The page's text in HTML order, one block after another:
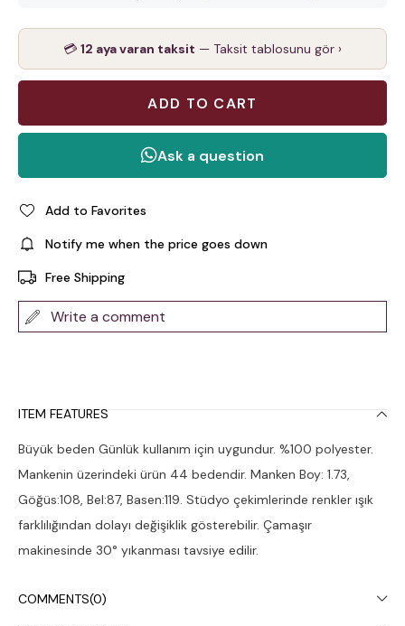
💳 12 aya varan taksit — Taksit tablosunu gör ›
Add to Favorites
Notify me when the price goes down
Free Shipping
Write a comment
ITEM FEATURES
Büyük beden Günlük kullanım için uygundur. %100 polyester.
Mankenin üzerindeki ürün 44 bedendir. Manken Boy: 1.73,
Göğüs:108, Bel:87, Basen:119. Stüdyo çekimlerinde renkler ışık
farklılığından dolayı değişiklik gösterebilir. Çamaşır
makinesinde 30° yıkanması tavsiye edilir.
COMMENTS(0)